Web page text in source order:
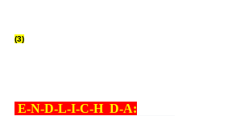
(3)
E-N-D-L-I-C-H D-A: